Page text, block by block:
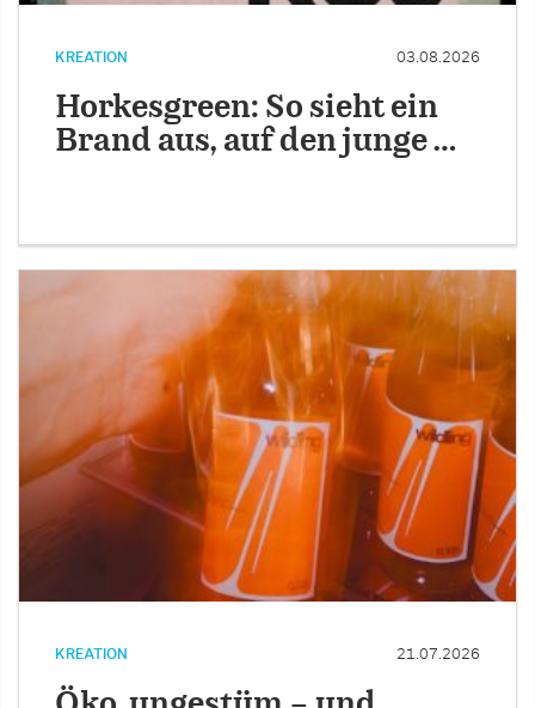
KREATION 03.08.2026
Horkesgreen: So sieht ein
Brand aus, auf den junge …
KREATION 21.07.2026